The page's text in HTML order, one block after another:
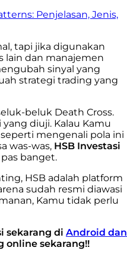
Penjelasan, Jenis,
tapi jika digunakan
lain dan manajemen
sinyal yang
strategi trading yang
beluk Death Cross.
diuji. Kalau Kamu
mengenali pola ini
was-was, HSB Investasi
banget.
HSB adalah platform
sudah resmi diawasi
Kamu tidak perlu
sekarang di Android dan
online sekarang!!